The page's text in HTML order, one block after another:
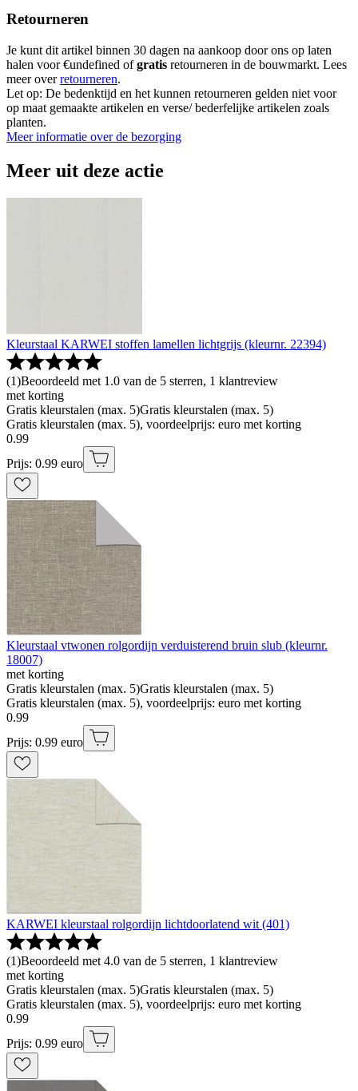
Retourneren
Je kunt dit artikel binnen 30 dagen na aankoop door ons op laten
halen voor €undefined ofgratis retourneren in de bouwmarkt. Lees
meer overretourneren.
Let op: De bedenktijd en het kunnen retourneren gelden niet voor
op maat gemaakte artikelen en verse/ bederfelijke artikelen zoals
planten.
Meer informatie over de bezorging
Meer uit deze actie
Kleurstaal KARWEI stoffen lamellen lichtgrijs (kleurnr. 22394)
(1)Beoordeeld met 1.0 van de 5 sterren, 1 klantreview
met korting
Gratis kleurstalen (max. 5)Gratis kleurstalen (max. 5)
Gratis kleurstalen (max. 5), voordeelprijs: euro met korting
0.99
Prijs: 0.99 euro
Kleurstaal vtwonen rolgordijn verduisterend bruin slub (kleurnr.
18007)
met korting
Gratis kleurstalen (max. 5)Gratis kleurstalen (max. 5)
Gratis kleurstalen (max. 5), voordeelprijs: euro met korting
0.99
Prijs: 0.99 euro
KARWEI kleurstaal rolgordijn lichtdoorlatend wit (401)
(1)Beoordeeld met 4.0 van de 5 sterren, 1 klantreview
met korting
Gratis kleurstalen (max. 5)Gratis kleurstalen (max. 5)
Gratis kleurstalen (max. 5), voordeelprijs: euro met korting
0.99
Prijs: 0.99 euro